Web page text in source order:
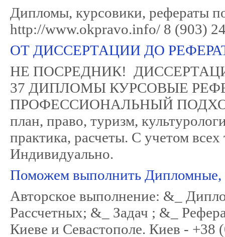
Дипломы, курсовики, рефераты
http://www.okpravo.info/ 8 (903)
ОТ ДИССЕРТАЦИИ ДО
НЕ ПОСРЕДНИК!
37 ДИПЛОМЫ КУРСОВЫЕ
ПРОФЕССИОНАЛЬНЫЙ ПОДХОД-
план, право, туризм,
практика, расчеты. C учетом
Индивидуально.
Поможем выполнить Дипломные,
Авторское выполнение: &_
Рассчетных; &_ Задач ; &_
Киеве и Севастополе. Киев -